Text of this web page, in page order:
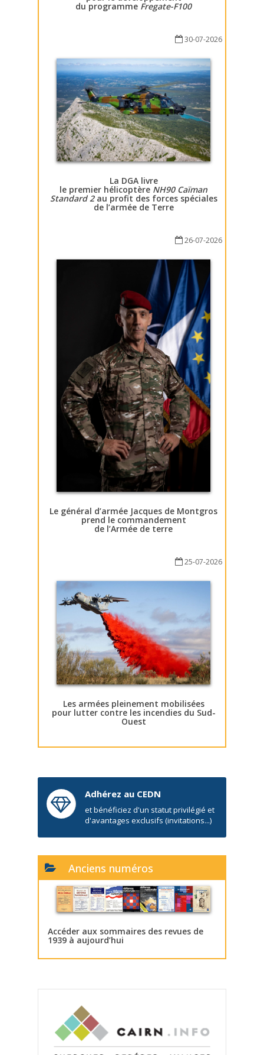
du programme Fregate-F100
30-07-2026
La DGA livre
le premier hélicoptère NH90 Caïman
Standard 2au profit des forces spéciales
de l’armée de Terre
26-07-2026
Le général d’armée Jacques de Montgros
prend le commandement
de l’Armée de terre
25-07-2026
Les armées pleinement mobilisées
pour lutter contre les incendies du Sud-
Ouest
Adhérez au CEDN
et bénéficiez d'un statut privilégié et
d'avantages exclusifs (invitations...)
Anciens numéros
Accéder aux sommaires des revues de
1939 à aujourd’hui